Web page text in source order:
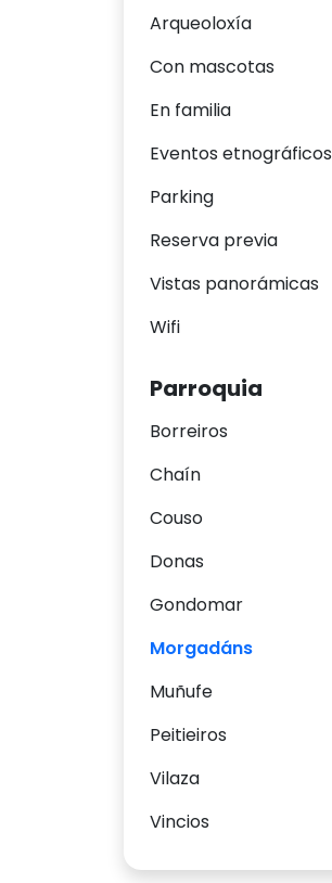
Arqueoloxía
Con mascotas
En familia
Eventos etnográficos
Parking
Reserva previa
Vistas panorámicas
Wifi
Parroquia
Borreiros
Chaín
Couso
Donas
Gondomar
Morgadáns
Muñufe
Peitieiros
Vilaza
Vincios